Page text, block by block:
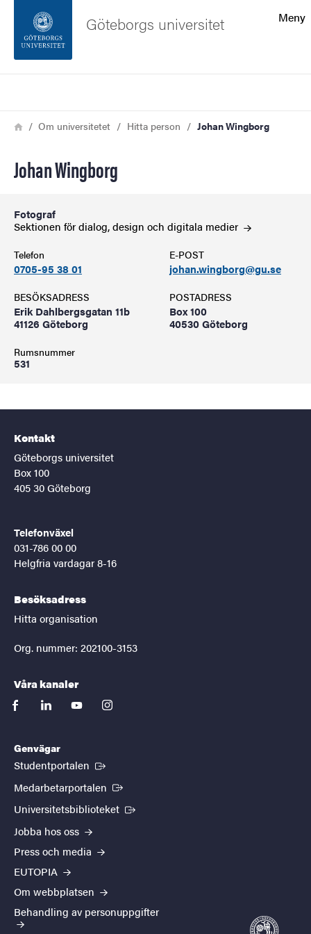
Sidfoten
Meny
Göteborgs universitet
Länkstig
HemOm universitetet Hitta person Johan Wingborg
Johan Wingborg
Fotograf
Sektionen för dialog, design och digitala medier
Telefon
0705-95 38 01
E-POST
johan.wingborg@gu.se
BESÖKSADRESS
Erik Dahlbergsgatan 11b
41126 Göteborg
Rumsnummer
531
POSTADRESS
Box 100
40530 Göteborg
Kontakt
Göteborgs universitet
Box 100
405 30 Göteborg
Telefonväxel
031-786 00 00
Helgfria vardagar 8-16
Besöksadress
Hitta organisation
Org. nummer: 202100-3153
Våra kanaler
facebooklinkedinyoutubeinstagram
Genvägar
Studentportalen (Extern länk)
Medarbetarportalen (Extern länk)
Universitetsbiblioteket (Extern länk)
Jobba hos oss
Press och media
EUTOPIA
Om webbplatsen
Behandling av personuppgifter